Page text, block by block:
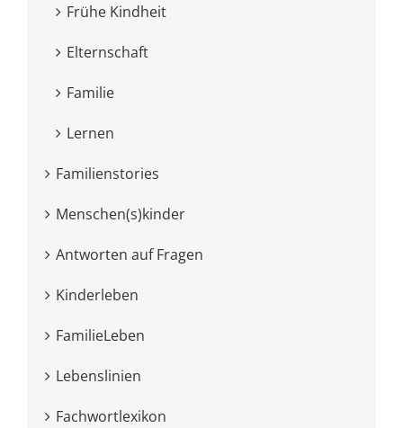
Frühe Kindheit
Elternschaft
Familie
Lernen
Familienstories
Menschen(s)kinder
Antworten auf Fragen
Kinderleben
FamilieLeben
Lebenslinien
Fachwortlexikon